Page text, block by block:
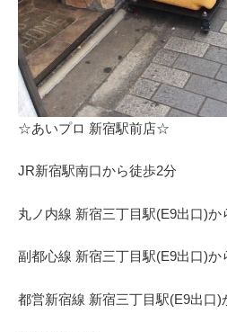
⁩☆あいプロ 新宿駅前店☆
JR新宿駅南口から徒歩2分
丸ノ内線 新宿三丁目駅(E9出口)か
副都心線 新宿三丁目駅(E9出口)か
都営新宿線 新宿三丁目駅(E9出口)